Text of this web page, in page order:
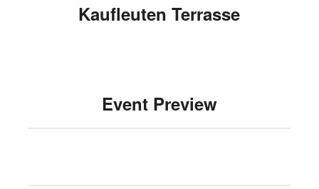
Kaufleuten Terrasse
Event Preview